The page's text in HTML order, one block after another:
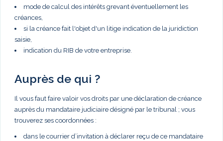
mode de calcul des intérêts grevant éventuellement les
créances,
si la créance fait l'objet d'un litige indication de la juridiction
saisie,
indication du RIB de votre entreprise.
Auprès de qui ?
Il vous faut faire valoir vos droits par une déclaration de créance
auprès du mandataire judiciaire désigné par le tribunal ; vous
trouverez ses coordonnées :
dans le courrier d’invitation à déclarer reçu de ce mandataire